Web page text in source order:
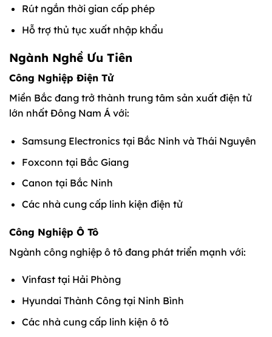
Rút ngắn thời gian cấp phép
Hỗ trợ thủ tục xuất nhập khẩu
Ngành Nghề Ưu Tiên
Công Nghiệp Điện Tử
Miền Bắc đang trở thành trung tâm sản xuất điện tử
lớn nhất Đông Nam Á với:
Samsung Electronics tại Bắc Ninh và Thái Nguyên
Foxconn tại Bắc Giang
Canon tại Bắc Ninh
Các nhà cung cấp linh kiện điện tử
Công Nghiệp Ô Tô
Ngành công nghiệp ô tô đang phát triển mạnh với:
Vinfast tại Hải Phòng
Hyundai Thành Công tại Ninh Bình
Các nhà cung cấp linh kiện ô tô